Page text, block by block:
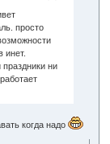
просто
инет.
праздники ни
когда надо